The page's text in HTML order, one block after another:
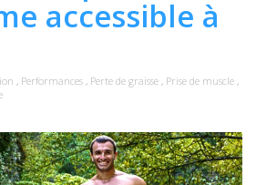
accessible à
, Performances , Perte de graisse , Prise de muscle ,